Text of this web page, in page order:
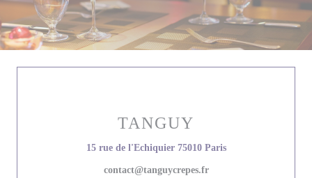
TANGUY
15 rue de l'Echiquier 75010 Paris((otevře se v novém
contact@tanguycrepes.fr